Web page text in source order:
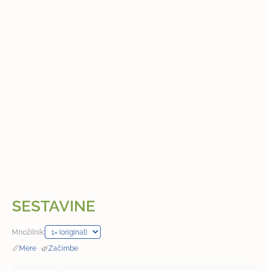
SESTAVINE
Množilnik:
📏Mere · 🌿Začimbe